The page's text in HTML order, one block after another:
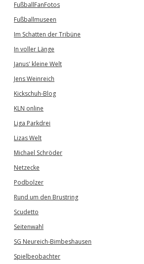
FußballFanFotos
Fußballmuseen
Im Schatten der Tribüne
In voller Länge
Janus' kleine Welt
Jens Weinreich
Kickschuh-Blog
KLN online
Liga Parkdrei
Lizas Welt
Michael Schröder
Netzecke
Podbolzer
Rund um den Brustring
Scudetto
Seitenwahl
SG Neureich-Bimbeshausen
Spielbeobachter